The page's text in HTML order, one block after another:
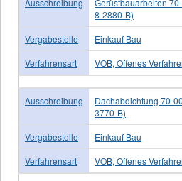
Ausschreibung
Gerüstbauarbeiten
8-2880-B)
Vergabestelle
Einkauf Bau
Verfahrensart
VOB, Offenes
Ausschreibung
Dachabdichtung 70-
3770-B)
Vergabestelle
Einkauf Bau
Verfahrensart
VOB, Offenes